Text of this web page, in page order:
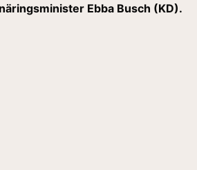
Ebba Busch (KD).